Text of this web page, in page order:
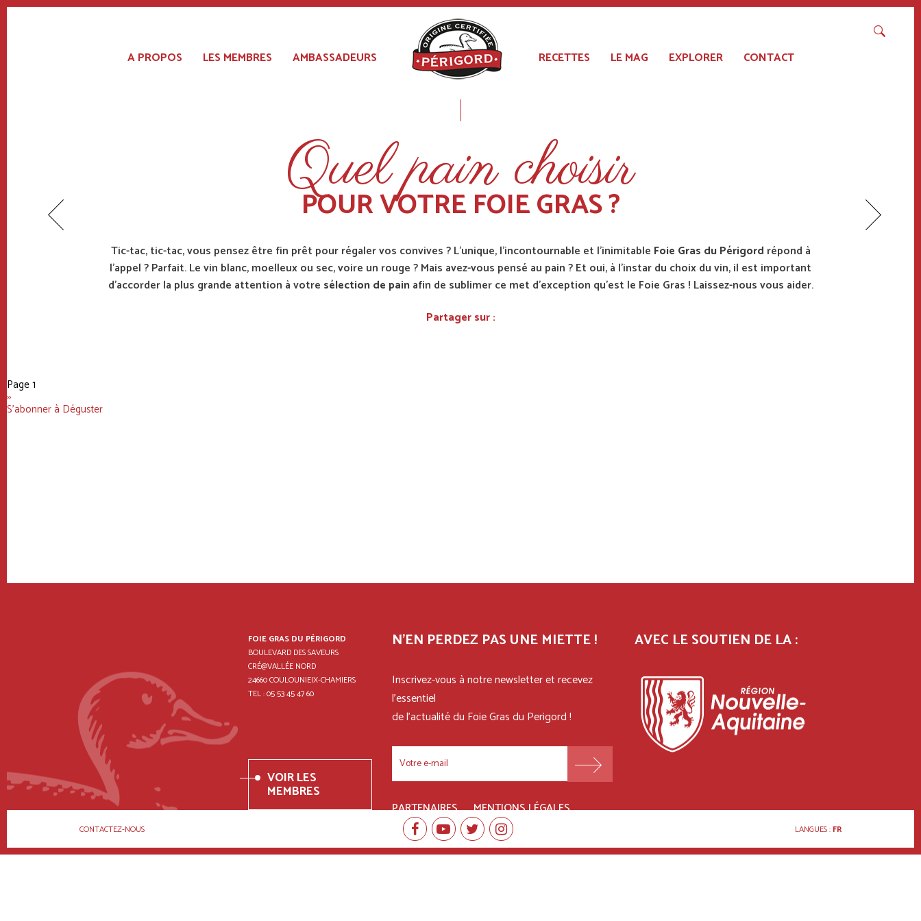
A PROPOS LES MEMBRES AMBASSADEURS RECETTES LE MAG EXPLORER CONTACT
Quel pain choisir
POUR VOTRE FOIE GRAS ?
Tic-tac, tic-tac, vous pensez être fin prêt pour régaler vos convives ? L’unique, l’incontournable et l’inimitable Foie Gras du Périgord répond à
l’appel ? Parfait. Le vin blanc, moelleux ou sec, voire un rouge ? Mais avez-vous pensé au pain ? Et oui, à l’instar du choix du vin, il est important
d’accorder la plus grande attention à votre sélection de painafin de sublimer ce met d’exception qu’est le Foie Gras ! Laissez-nous vous aider.
Partager sur :
Pagination
Page 1
Page
suivante
››
S'abonner à Déguster
CONTACTEZ-NOUS LANGUES : FR
FOIE GRAS DU PÉRIGORD
BOULEVARD DES SAVEURS
CRÉ@VALLÉE NORD
24660 COULOUNIEIX-CHAMIERS
TEL : 05 53 45 47 60
VOIR LES
MEMBRES
N'EN PERDEZ PAS UNE MIETTE !
Inscrivez-vous à notre newsletter et recevez
l'essentiel
de l'actualité du Foie Gras du Perigord !
FOOTER
MENU
PARTENAIRES MENTIONS LÉGALES
AVEC LE SOUTIEN DE LA :